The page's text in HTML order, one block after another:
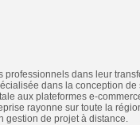
dans leur
dans la conception
aux plateformes e-
rayonne sur toute la
gestion de projet à distance.